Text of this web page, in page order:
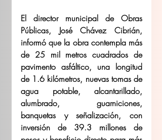
El director municipal de Obras
Públicas, José Chávez Cibrián,
informó que la obra contempla más
de 25 mil metros cuadrados de
pavimento asfáltico, una longitud
de 1.6 kilómetros, nuevas tomas de
agua potable, alcantarillado,
alumbrado, guarniciones,
banquetas y señalización, con
inversión de 39.3 millones de